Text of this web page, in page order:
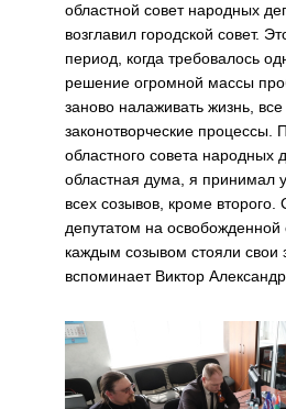
областной совет народных
возглавил городской совет.
период, когда требовалось
решение огромной массы
заново налаживать жизнь,
законотворческие процессы.
областного совета народных
областная дума, я принимал
всех созывов, кроме второго.
депутатом на
каждым созывом стояли свои
вспоминает Виктор